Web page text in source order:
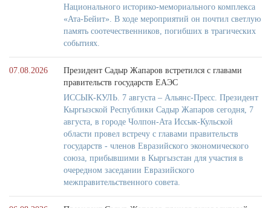
Национального историко-мемориального комплекса
«Ата-Бейит». В ходе мероприятий он почтил светлую
память соотечественников, погибших в трагических
событиях.
07.08.2026
Президент Садыр Жапаров встретился с главами
правительств государств ЕАЭС
ИССЫК-КУЛЬ. 7 августа – Альянс-Пресс. Президент
Кыргызской Республики Садыр Жапаров сегодня, 7
августа, в городе Чолпон-Ата Иссык-Кульской
области провел встречу с главами правительств
государств - членов Евразийского экономического
союза, прибывшими в Кыргызстан для участия в
очередном заседании Евразийского
межправительственного совета.